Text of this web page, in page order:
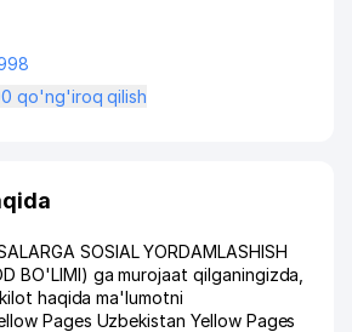
90 qo'ng'iroq qilish
SOSIAL YORDAMLASHISH
BO'LIMI) ga murojaat qilganingizda,
haqida ma'lumotni
Pages Uzbekistan Yellow Pages